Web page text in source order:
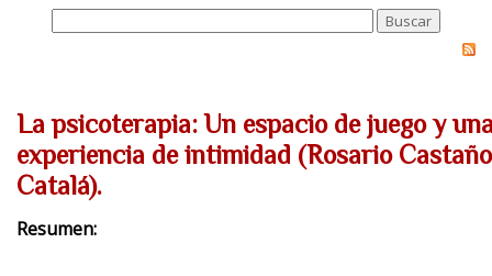
La psicoterapia: Un espacio de juego y
experiencia de intimidad (Rosario Castaño
Catalá).
Resumen: